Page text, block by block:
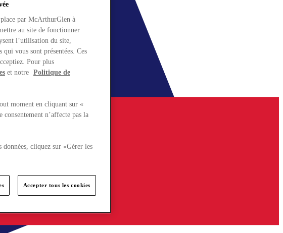
par McArthurGlen à
au site de fonctionner
l’utilisation du site,
vous sont présentées. Ces
Pour plus
et notre Politique de
moment en cliquant sur «
n’affecte pas la
données, cliquez sur «Gérer les
Accepter tous les cookies